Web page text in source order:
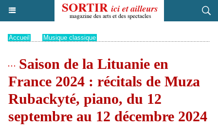
Accueil Musique classique
Saison de la Lituanie en
France 2024 : récitals de Muza
Rubackyté, piano, du 12
septembre au 12 décembre 2024